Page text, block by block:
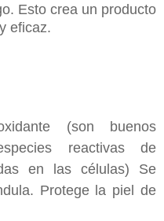
Esto crea un producto
eficaz.
(son buenos
reactivas de
en las células) Se
Protege la piel de